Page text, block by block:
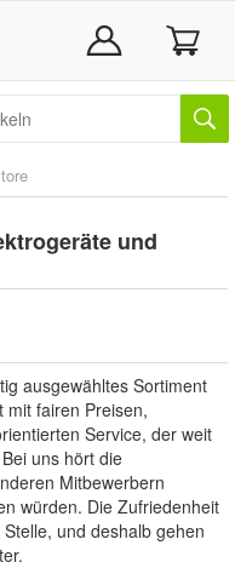
und
ausgewähltes Sortiment
mit fairen Preisen,
Service, der weit
uns hört die
Mitbewerbern
würden. Die Zufriedenheit
und deshalb gehen